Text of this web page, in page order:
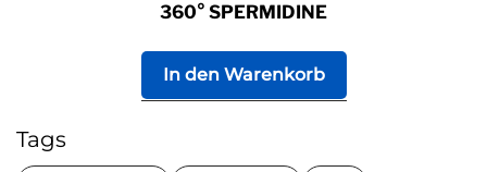
Tags
360° SPERMIDINE
In den Warenkorb